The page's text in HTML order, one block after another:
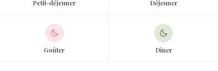
Petit-déjeuner Déjeuner
Goûter Dîner